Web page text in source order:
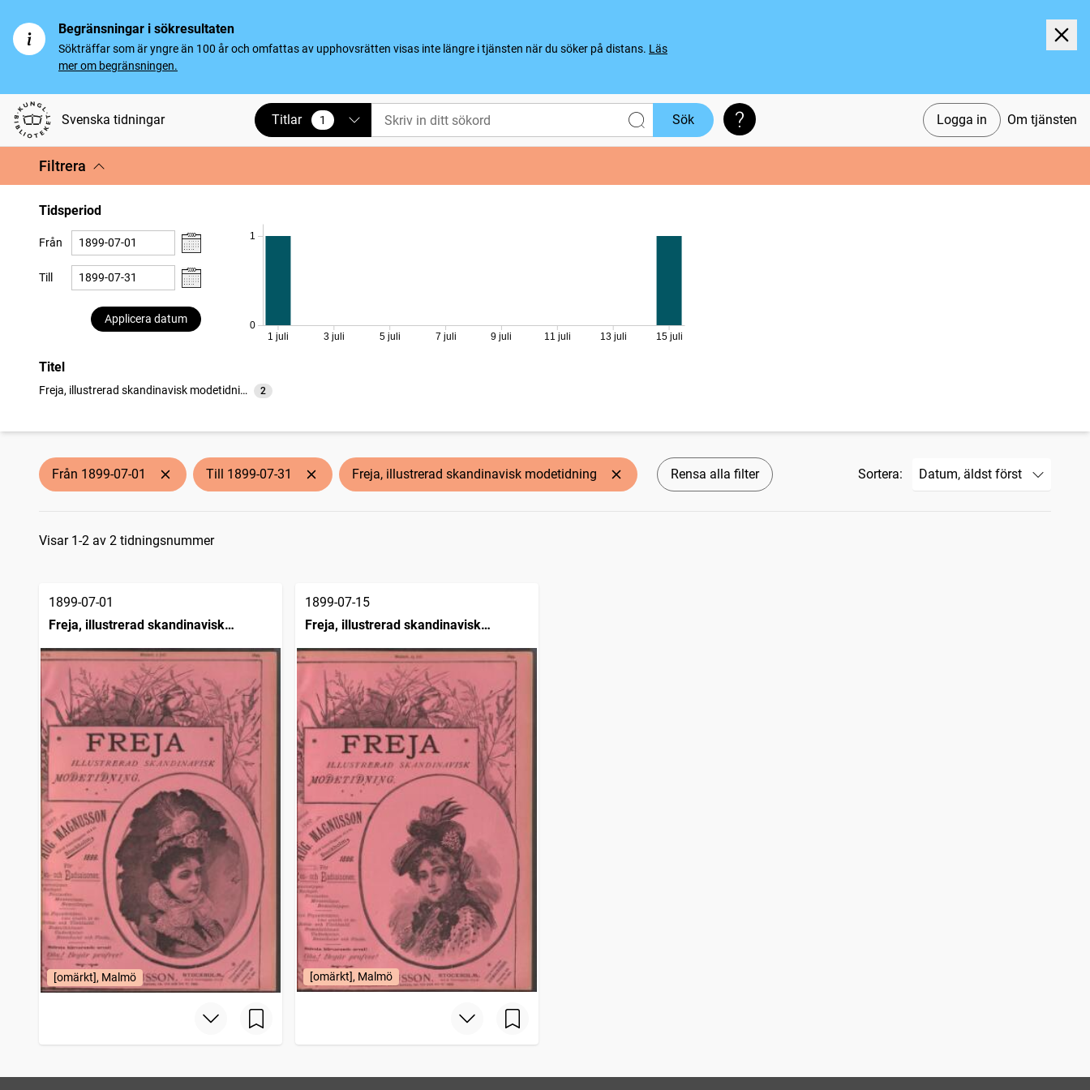
Begränsningar i sökresultaten
Sökträffar som är yngre än 100 år och omfattas av upphovsrätten visas inte längre i tjänsten när du söker på distans. Läs
mer om begränsningen.
Svenska tidningar Logga in Om tjänsten
Titlar 1
vald Sök Söktips
Filtrera
Tidsperiod
Från
Till
Applicera datum
0
1
1 juli 3 juli 5 juli 7 juli 9 juli 11 juli 13 juli 15 juli
Titel
Freja, illustrerad skandinavisk modetidning 2
träffar
Från 1899-07-01 Till 1899-07-31 Freja, illustrerad skandinavisk modetidning Rensa alla filter Sortera:
Sökresultat
Visar 1-2 av 2 tidningsnummer
1899-07-01
Freja, illustrerad skandinavisk
modetidning
[omärkt], Malmö
1899-07-15
Freja, illustrerad skandinavisk
modetidning
[omärkt], Malmö